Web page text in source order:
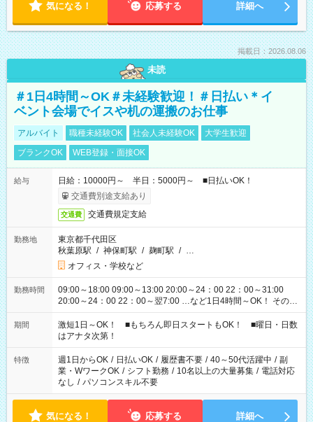
気になる！ 応募する 詳細へ
掲載日：2026.08.06
未読
＃1日4時間～OK＃未経験歓迎！＃日払い＊イ
ベント会場でイスや机の運搬のお仕事
アルバイト 職種未経験OK 社会人未経験OK
大学生歓迎
ブランクOK
WEB登録・面接OK
給与
日給：10000円～ 半日：5000円～ ■日払いOK！
交通費別途支給あり
交通費 交通費規定支給
勤務地
東京都千代田区
秋葉原駅 / 神保町駅 / 麹町駅 / …
オフィス・学校など
勤務時間
09:00～18:00 09:00～13:00 20:00～24：00 22：00～31:00
20:00～24：00 22：00～翌7:00 …など1日4時間～OK！ その他
シフトもございます！ お気軽にご相談ください！
期間
激短1日～OK！ ■もちろん即日スタートもOK！ ■曜日・日数
はアナタ次第！
特徴 週1日からOK / 日払いOK / 履歴書不要 / 40～50代活躍中 / 副
業・WワークOK / シフト勤務 / 10名以上の大量募集 / 電話対応
なし / パソコンスキル不要
気になる！ 応募する 詳細へ